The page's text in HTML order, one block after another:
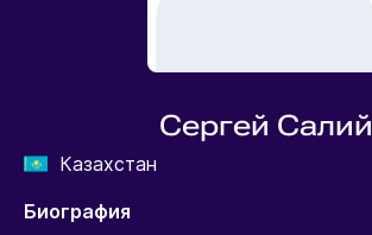
Сергей Салий
Казахстан
Биография